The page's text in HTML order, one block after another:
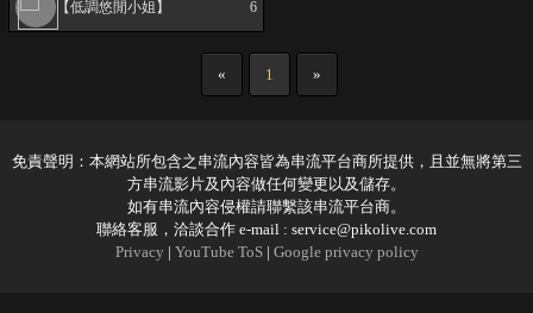
【低調悠閒小姐】 6
« 1 »
免責聲明：本網站所包含之串流內容皆為串流平台商所提供，且並無將第三
方串流影片及內容做任何變更以及儲存。
如有串流內容侵權請聯繫該串流平台商。
聯絡客服，洽談合作 e-mail : service@pikolive.com
Privacy | YouTube ToS| Google privacy policy